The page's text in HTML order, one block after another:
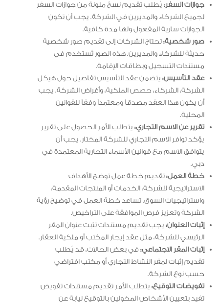
جوازات السفر: يُطلب تقديم نسخ ملونة من جوازات السفر
لجميع الشركاء والمديرين في الشركة. يجب أن تكون
الجوازات سارية المفعول ولها مدة كافية.
صور شخصية:تحتاج الشركات إلى تقديم صور شخصية
حديثة للشركاء والمديرين. هذه الصور تُستخدم في
مستندات التسجيل وبطاقات الإقامة.
عقد التأسيس: يتضمن عقد التأسيس تفاصيل حول هيكل
الشركة، الشركاء، حصص الملكية، وأغراض الشركة. يجب
أن يكون هذا العقد مصدقاً ومعتمداً وفقاً للقوانين
المحلية.
تقرير عن الاسم التجاري: يتطلب الأمر الحصول على تقرير
يؤكد توافر الاسم التجاري للشركة المختار. يجب أن
يتوافق الاسم مع قوانين الأسماء التجارية المعتمدة في
دبي.
خطة العمل:تقديم خطة عمل توضح الأهداف
الاستراتيجية للشركة، الخدمات أو المنتجات المقدمة،
واستراتيجيات السوق. تساعد خطة العمل في توضيح رؤية
الشركة وتعزيز فرص الموافقة على التراخيص.
إثبات العنوان: يجب تقديم مستندات تثبت عنوان المقر
الرئيسي للشركة، مثل عقد إيجار المكتب أو ملكية العقار.
إثبات المقر الاجتماعي:في بعض الحالات، قد يُطلب
تقديم إثبات لمقر النشاط التجاري أو مكتب افتراضي
حسب نوع الشركة.
تفويضات التوقيع: يتطلب الأمر تقديم مستندات تفويض
تفيد بتعيين الأشخاص المخولين بالتوقيع نيابة عن